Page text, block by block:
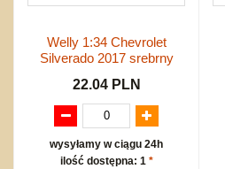
Welly 1:34 Chevrolet
Silverado 2017 srebrny
22.04 PLN
wysyłamy w ciągu 24h
ilość dostępna: 1 *